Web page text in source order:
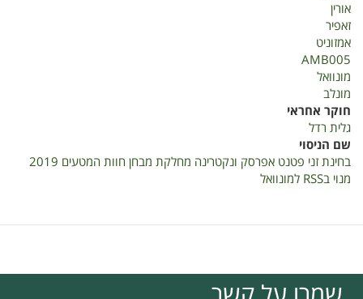
אורין
זאפיר
אמזוניט
AMB005
מונוואל
מונלב
חוקר אחראי
גלית רדל
שם הניסוי
בחינת זני פטנט אפרסק ונקטרינה מחלקת מבחן חוות המטעים 2019
מנוי בRSS למונוואל